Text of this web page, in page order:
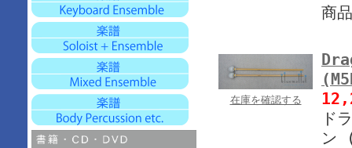
商
在庫を確認する
ド
ン